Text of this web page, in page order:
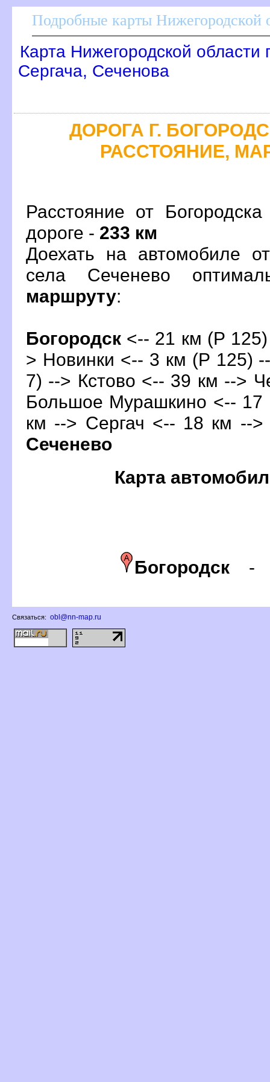
Подробные карты Нижегородской
Карта Нижегородской области
Сергача, Сеченова
ДОРОГА Г.
РАССТОЯНИЕ,
Расстояние от
дороге - 233 км
Доехать на автомобиле
села Сеченево
маршруту:
Богородск <-- 21 км (Р
> Новинки <-- 3 км (Р 125)
7) --> Кстово <-- 39 км -->
Большое Мурашкино <-- 17
км --> Сергач <-- 18 км --
Сеченево
Карта
Богородск
Связаться: obl@nn-map.ru